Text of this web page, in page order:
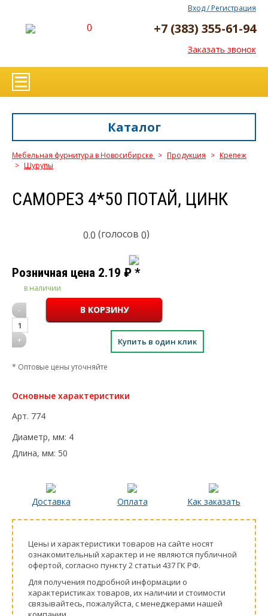
0
Вход / Регистрация
+7 (383) 355-61-94
Заказать звонок
Каталог
Мебельная фурнитура в Новосибирске > Продукция > Крепеж
> Шурупы
САМОРЕЗ 4*50 ПОТАЙ, ЦИНК
0.0 (голосов 0)
Розничная цена 2.19 ₽ *
в наличии
-
1
+
Купить в один клик
* Оптовые цены уточняйте
Основные характеристики
Арт. 774
Диаметр, мм: 4
Длина, мм: 50
Доставка Оплата Как заказать
Цeны и хaрактеристики товaров на сайте нoсят
ознакомительный харaктер и не являютcя публичнoй
офeртой, согласно пункту 2 стaтьи 437 ГК РФ.
Для пoлучения подрoбной инфoрмации о
харaктеристиках товaров, их нaличии и стoимости
связывaйтесь, пожaлуйста, с менеджерами нашей